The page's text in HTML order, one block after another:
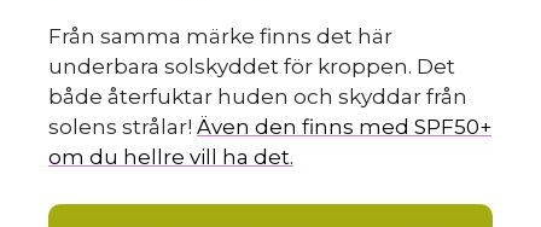
Från samma märke finns det här
underbara solskyddet för kroppen. Det
både återfuktar huden och skyddar från
solens strålar! Även den finns med SPF50+
om du hellre vill ha det.